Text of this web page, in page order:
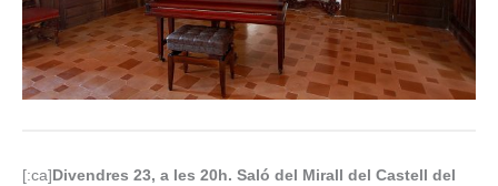
[:ca] Divendres 23, a les 20h. Saló del Mirall del Castell del